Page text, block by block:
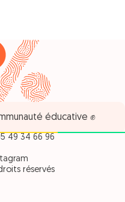
éducative ✊
49 34 66 96
réservés